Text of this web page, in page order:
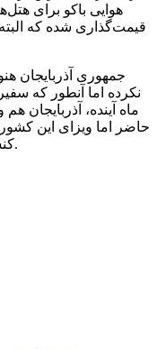
قیمت‌گذاری شده که
جمهوری آذربایجان
نکرده اما آنطور که
ماه آینده، آذربایجان
کنسولگری‌های تهران و تبریز گرفته می‌شود.